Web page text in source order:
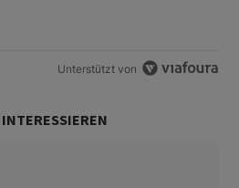
Unterstützt von